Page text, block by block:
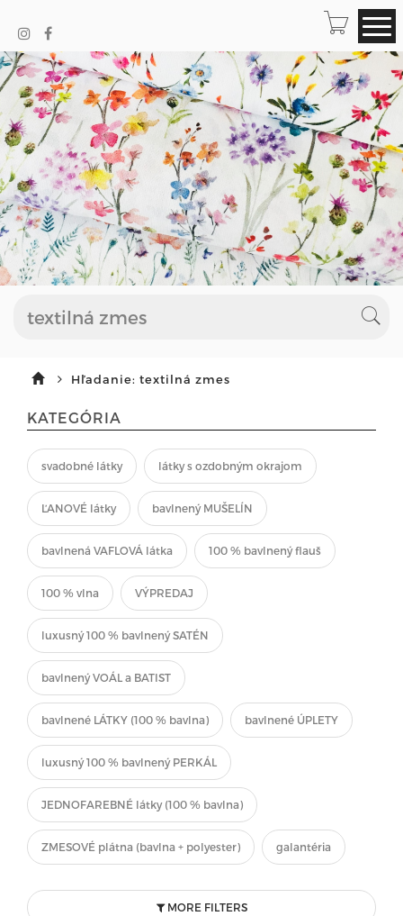
Hľadanie: textilná zmes
KATEGÓRIA
svadobné látky látky s ozdobným okrajom
ĽANOVÉ látky bavlnený MUŠELÍN
bavlnená VAFLOVÁ látka 100 % bavlnený flauš
100 % vlna VÝPREDAJ
luxusný 100 % bavlnený SATÉN
bavlnený VOÁL a BATIST
bavlnené LÁTKY (100 % bavlna) bavlnené ÚPLETY
luxusný 100 % bavlnený PERKÁL
JEDNOFAREBNÉ látky (100 % bavlna)
ZMESOVÉ plátna (bavlna + polyester) galantéria
MORE FILTERS